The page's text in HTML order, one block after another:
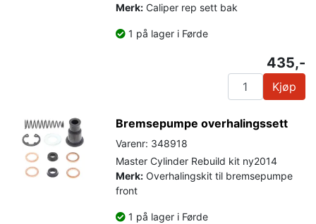
Merk: Caliper rep sett bak
1 på lager i Førde
435,-
Kjøp
Bremsepumpe overhalingssett
Varenr: 348918
Master Cylinder Rebuild kit ny2014
Merk: Overhalingskit til bremsepumpe
front
1 på lager i Førde